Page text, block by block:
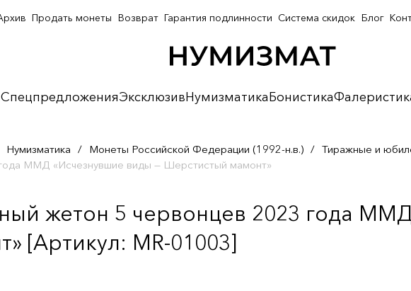
СпецпредложенияЭксклюзивНумизматикаБонистика
Продать монеты Возврат Гарантия подлинности Система скидок Блог
Нумизматика / Монеты Российской Федерации (1992-н.в.) / Тиражные и
ММД «Исчезнувшие виды — Шерстистый мамонт»
жетон 5 червонцев 2023 года
[Артикул: MR-01003]